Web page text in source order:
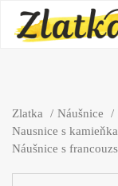
Zlatka Náušnice
Nausnice s
Náušnice s